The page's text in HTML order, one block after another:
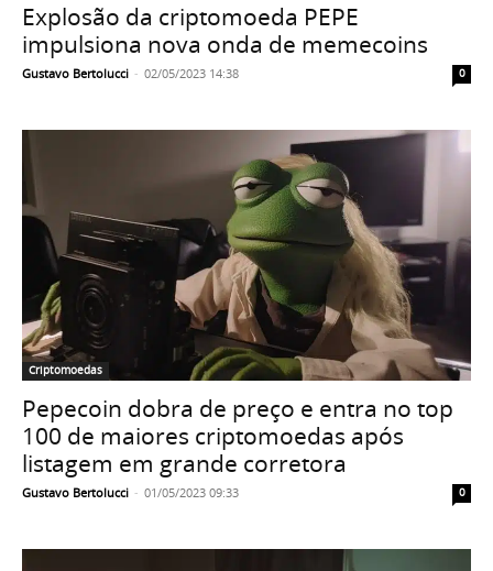
Explosão da criptomoeda PEPE
impulsiona nova onda de memecoins
Gustavo Bertolucci - 02/05/2023 14:38 0
Criptomoedas
Pepecoin dobra de preço e entra no top
100 de maiores criptomoedas após
listagem em grande corretora
Gustavo Bertolucci - 01/05/2023 09:33 0